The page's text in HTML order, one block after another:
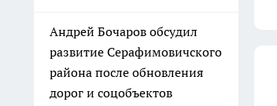
Андрей Бочаров обсудил
развитие Серафимовичского
района после обновления
дорог и соцобъектов